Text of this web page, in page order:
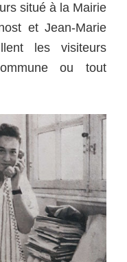
situé à la Mairie
et Jean-Marie
les visiteurs
ou tout